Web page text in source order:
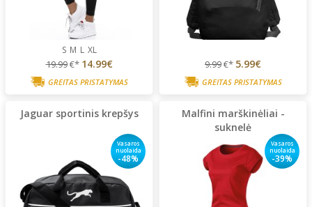
S M L XL
19.99€* 14.99€
GREITAS PRISTATYMAS
9.99€* 5.99€
GREITAS PRISTATYMAS
Jaguar sportinis krepšys
Vasaros
nuolaida
-48%
Malfini marškinėliai -
suknelė
Vasaros
nuolaida
-39%